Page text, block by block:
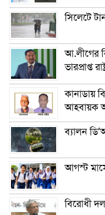
সিলেটে
আ.লীগের
ভারপ্রাপ্ত
কানাডায়
আহবায়ক
ব্যালন
আগস্ট মাসে
বিরোধী